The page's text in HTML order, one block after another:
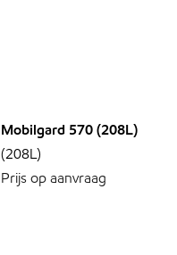
Mobilgard 570 (208L)
(208L)
Prijs op aanvraag